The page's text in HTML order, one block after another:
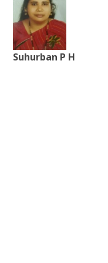
Suhurban P H